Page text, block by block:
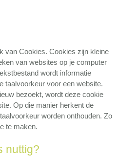
van Cookies. Cookies zijn kleine
van websites op je computer
wordt informatie
taalvoorkeur voor een website.
bezoekt, wordt deze cookie
Op die manier herkent de
worden onthouden. Zo
te maken.
nuttig?